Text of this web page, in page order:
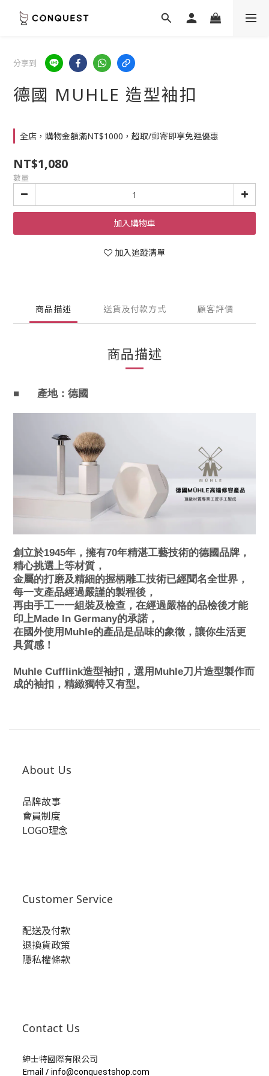
分享到
德國 MUHLE 造型袖扣
全店，購物金額滿NT$1000，超取/郵寄即享免運優惠
NT$1,080
數量
加入購物車
加入追蹤清單
商品描述 送貨及付款方式 顧客評價
商品描述
■ 產地：德國
創立於1945年，擁有70年精湛工藝技術的德國品牌，
精心挑選上等材質，
金屬的打磨及精細的握柄雕工技術已經聞名全世界，
每一支產品經過嚴謹的製程後，
再由手工一一組裝及檢查，在經過嚴格的品檢後才能
印上Made In Germany的承諾，
在國外使用Muhle的產品是品味的象徵，讓你生活更
具質感！
Muhle Cufflink造型袖扣，選用Muhle刀片造型製作而
成的袖扣，精緻獨特又有型。
About Us
品牌故事
會員制度
LOGO理念
Customer Service
配送及付款
退換貨政策
隱私權條款
Contact Us
紳士特國際有限公司
Email / info@conquestshop.com